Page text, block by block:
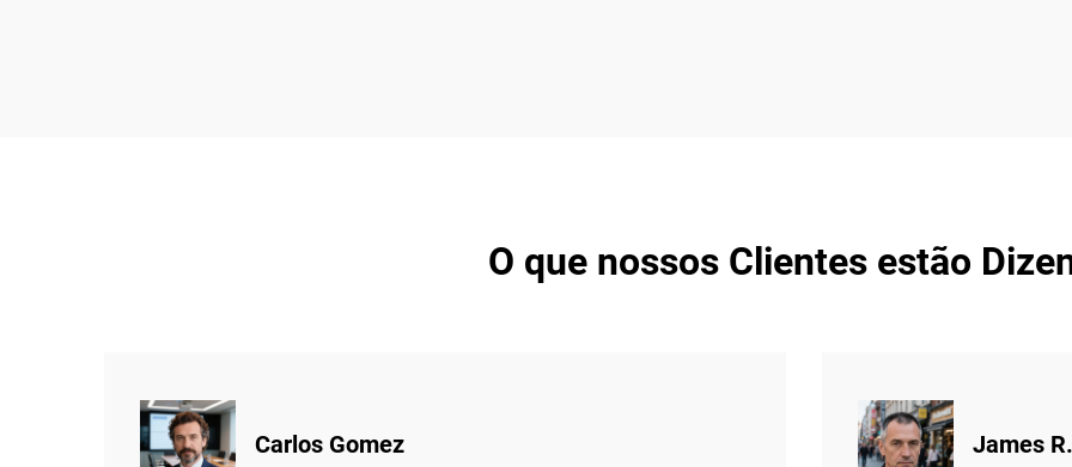
O que nossos Clientes estão
Carlos Gomez James R.